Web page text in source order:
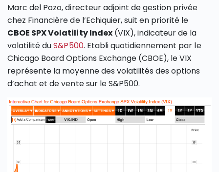
Marc del Pozo, directeur adjoint de gestion privée
chez Financière de l’Echiquier, suit en priorité le
CBOE SPX Volatility Index(VIX), indicateur de la
volatilité duS&P500. Etabli quotidiennement par le
Chicago Board Options Exchange (CBOE), le VIX
représente la moyenne des volatilités des options
d’achat et de vente sur le S&P500.